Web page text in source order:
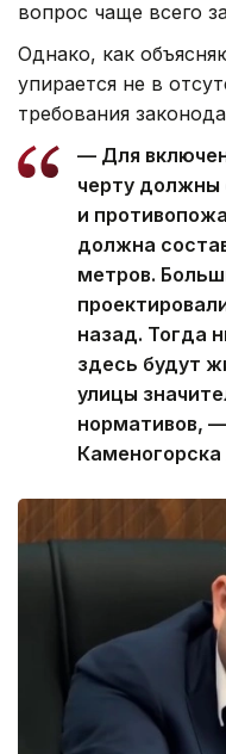
вопрос чаще всего
Однако, как
упирается не в
требования
— Для
черту должны
и
должна
метров.
назад. Тогда
здесь будут
улицы
нормативов,